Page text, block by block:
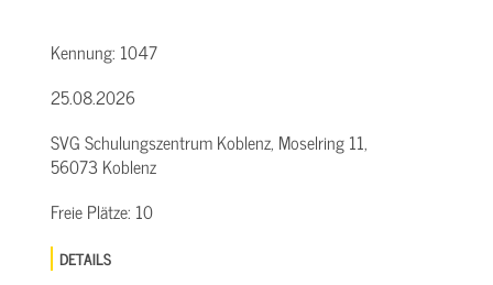
Kennung: 1047
25.08.2026
SVG Schulungszentrum Koblenz, Moselring 11,
56073 Koblenz
Freie Plätze: 10
DETAILS